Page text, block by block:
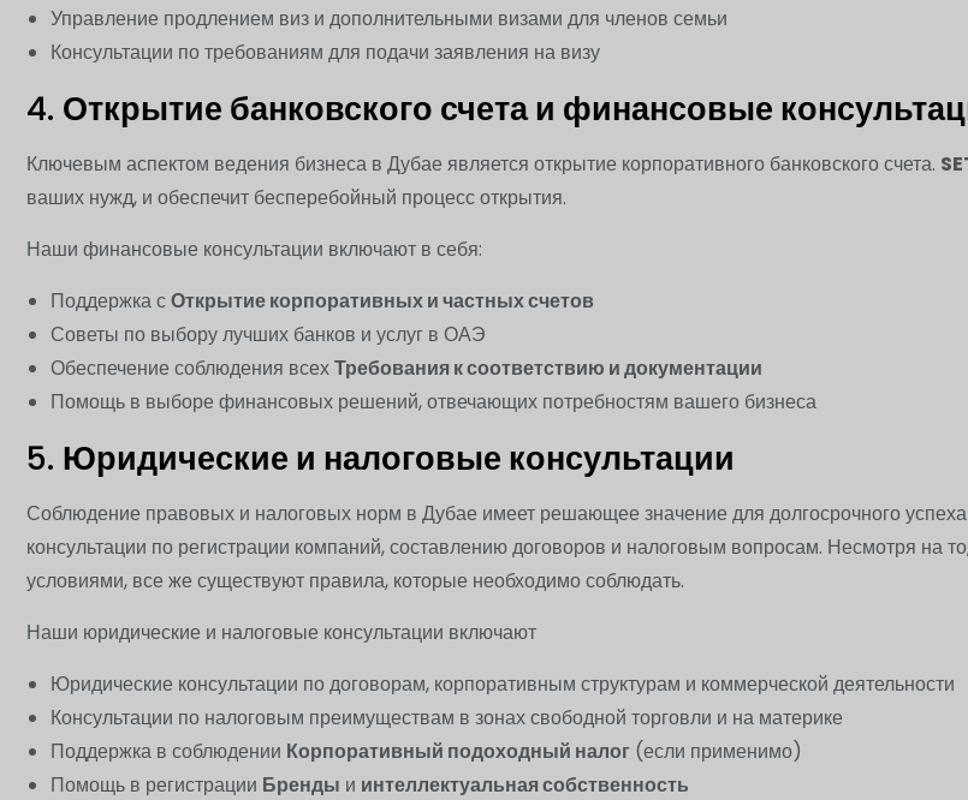
Управление продлением виз и дополнительными визами для членов семьи
Консультации по требованиям для подачи заявления на визу
4. Открытие банковского счета и финансовые
Ключевым аспектом ведения бизнеса в Дубае является открытие корпоративного банковского счета.
ваших нужд, и обеспечит бесперебойный процесс открытия.
Наши финансовые консультации включают в себя:
Поддержка сОткрытие корпоративных и частных счетов
Советы по выбору лучших банков и услуг в ОАЭ
Обеспечение соблюдения всехТребования к соответствию и документации
Помощь в выборе финансовых решений, отвечающих потребностям вашего бизнеса
5. Юридические и налоговые консультации
Соблюдение правовых и налоговых норм в Дубае имеет решающее значение для долгосрочного
консультации по регистрации компаний, составлению договоров и налоговым вопросам. Несмотря на
условиями, все же существуют правила, которые необходимо соблюдать.
Наши юридические и налоговые консультации включают
Юридические консультации по договорам, корпоративным структурам и коммерческой деятельности
Консультации по налоговым преимуществам в зонах свободной торговли и на материке
Поддержка в соблюдении Корпоративный подоходный налог (если применимо)
Помощь в регистрации Бренды и интеллектуальная собственность